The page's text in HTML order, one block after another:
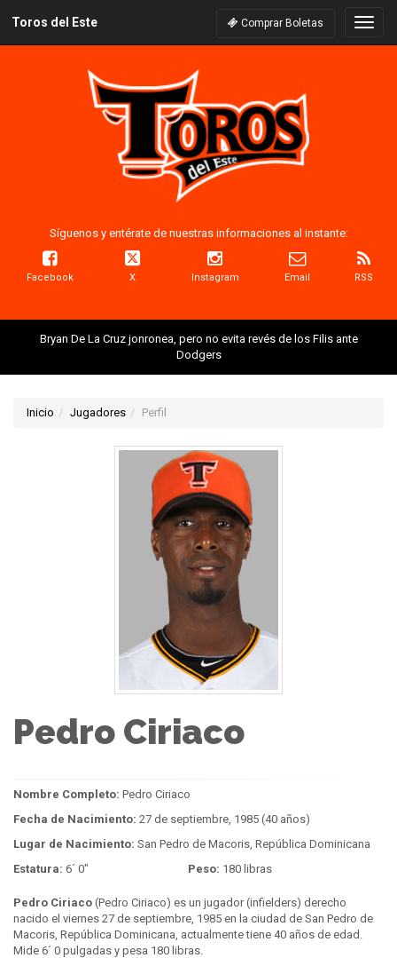
Toros del Este Comprar Boletas
Síguenos y entérate de nuestras informaciones al instante:
Facebook X Instagram Email RSS
Bryan De La Cruz jonronea, pero no evita revés de los Filis ante
Dodgers
Inicio Jugadores Perfil
Pedro Ciriaco
Nombre Completo: Pedro Ciriaco
Fecha de Nacimiento: 27 de septiembre, 1985 (40 años)
Lugar de Nacimiento: San Pedro de Macoris, República Dominicana
Estatura: 6´ 0" Peso: 180 libras
Pedro Ciriaco (Pedro Ciriaco) es un jugador (infielders) derecho
nacido el viernes 27 de septiembre, 1985 en la ciudad de San Pedro de
Macoris, República Dominicana, actualmente tiene 40 años de edad.
Mide 6´ 0 pulgadas y pesa 180 libras.